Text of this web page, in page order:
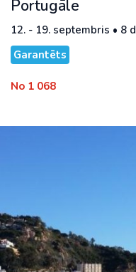
Portugāle
12. - 19. septembris • 8
Garantēts
No 1 068